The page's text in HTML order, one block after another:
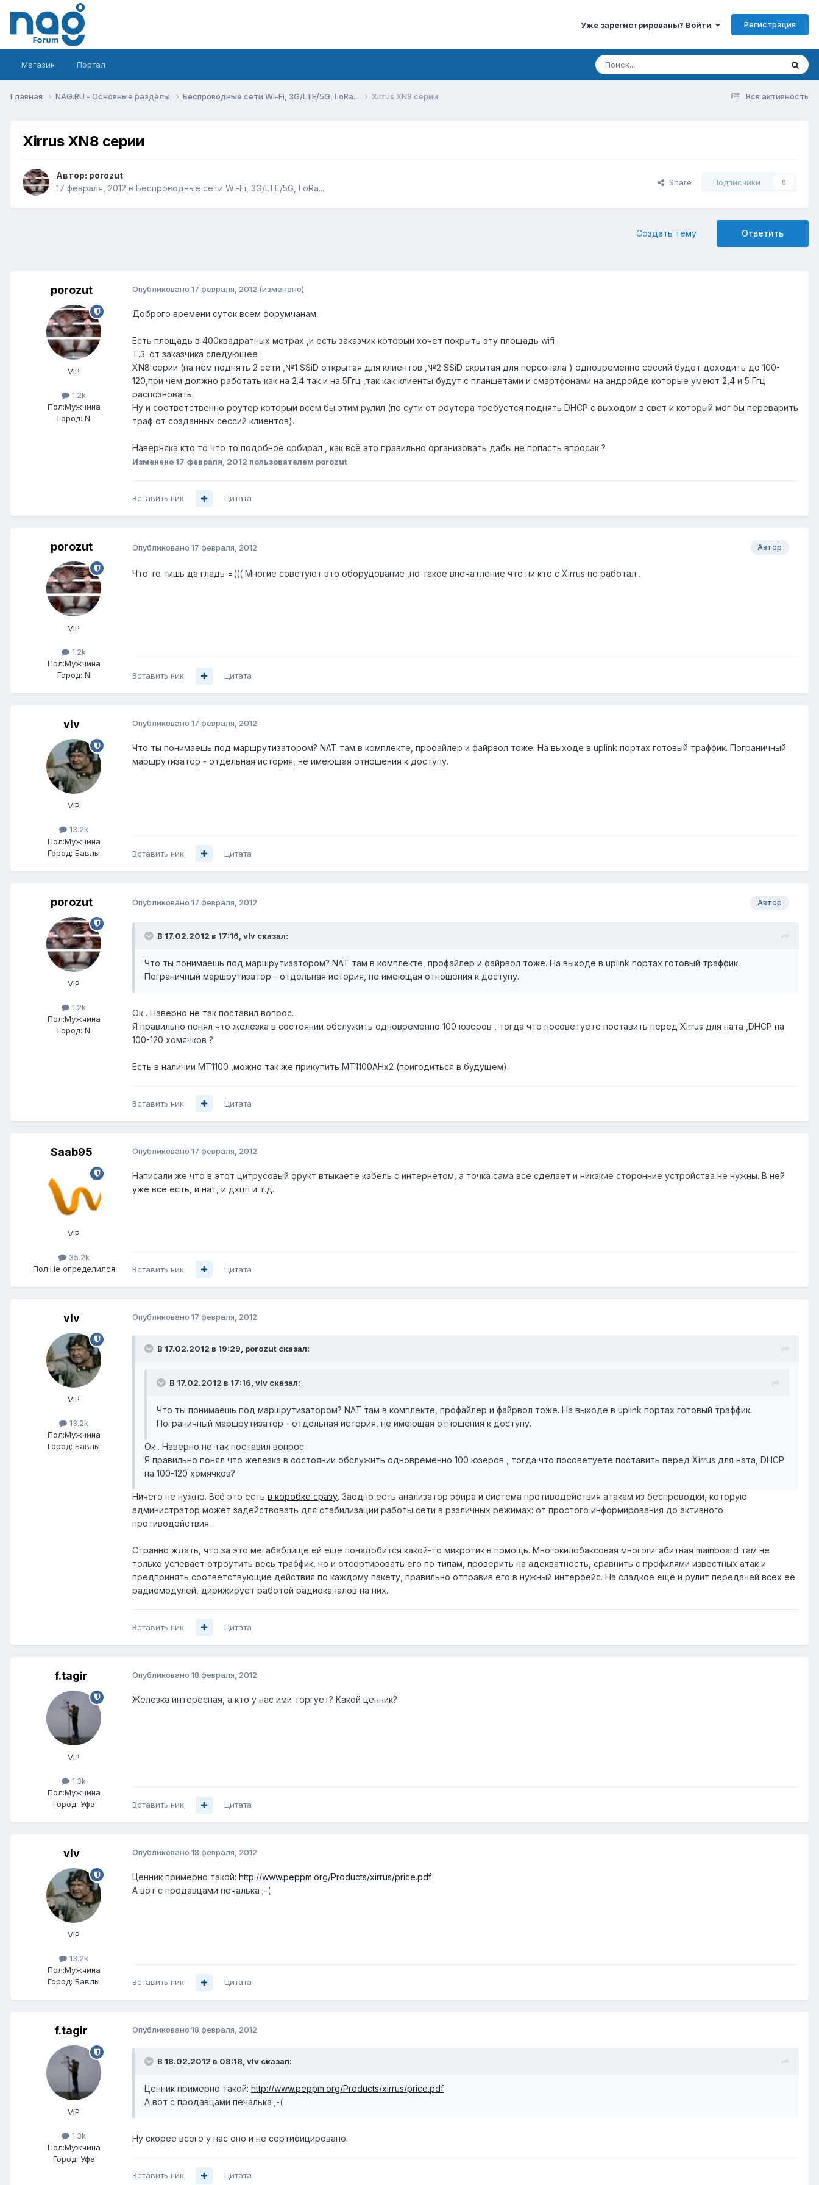
Уже зарегистрированы? Войти Регистрация
Магазин Портал
Вся активность
Главная NAG.RU - Основные разделы Беспроводные сети Wi-Fi, 3G/LTE/5G, LoRa... Xirrus XN8 серии
Xirrus XN8 серии
Автор: porozut
17 февраля, 2012 в Беспроводные сети Wi-Fi, 3G/LTE/5G, LoRa...
Share Подписчики 0
Ответить
Создать тему
porozut
VIP
1.2k
Пол:Мужчина
Город: N
Опубликовано 17 февраля, 2012 (изменено)
Доброго времени суток всем форумчанам.
Есть площадь в 400квадратных метрах ,и есть заказчик который хочет покрыть эту площадь wifi .
Т.З. от заказчика следующее :
XN8 серии (на нём поднять 2 сети ,№1 SSiD открытая для клиентов ,№2 SSiD скрытая для персонала ) одновременно сессий будет доходить до 100-
120,при чём должно работать как на 2.4 так и на 5Ггц ,так как клиенты будут с планшетами и смартфонами на андройде которые умеют 2,4 и 5 Ггц
распозновать.
Ну и соответственно роутер который всем бы этим рулил (по сути от роутера требуется поднять DHCP с выходом в свет и который мог бы переварить
траф от созданных сессий клиентов).
Наверняка кто то что то подобное собирал , как всё это правильно организовать дабы не попасть впросак ?
Изменено 17 февраля, 2012 пользователем porozut
Вставить ник Цитата
porozut
VIP
1.2k
Пол:Мужчина
Город: N
Автор
Опубликовано 17 февраля, 2012
Что то тишь да гладь =((( Многие советуют это оборудование ,но такое впечатление что ни кто с Xirrus не работал .
Вставить ник Цитата
vIv
VIP
13.2k
Пол:Мужчина
Город: Бавлы
Опубликовано 17 февраля, 2012
Что ты понимаешь под маршрутизатором? NAT там в комплекте, профайлер и файрвол тоже. На выходе в uplink портах готовый траффик. Пограничный
маршрутизатор - отдельная история, не имеющая отношения к доступу.
Вставить ник Цитата
porozut
VIP
1.2k
Пол:Мужчина
Город: N
Автор
Опубликовано 17 февраля, 2012
В 17.02.2012 в 17:16, vIv сказал:
Что ты понимаешь под маршрутизатором? NAT там в комплекте, профайлер и файрвол тоже. На выходе в uplink портах готовый траффик.
Пограничный маршрутизатор - отдельная история, не имеющая отношения к доступу.
Ок . Наверно не так поставил вопрос.
Я правильно понял что железка в состоянии обслужить одновременно 100 юзеров , тогда что посоветуете поставить перед Xirrus для ната ,DHCP на
100-120 хомячков ?
Есть в наличии МТ1100 ,можно так же прикупить МТ1100АНх2 (пригодиться в будущем).
Вставить ник Цитата
Saab95
VIP
35.2k
Пол:Не определился
Опубликовано 17 февраля, 2012
Написали же что в этот цитрусовый фрукт втыкаете кабель с интернетом, а точка сама все сделает и никакие сторонние устройства не нужны. В ней
уже все есть, и нат, и дхцп и т.д.
Вставить ник Цитата
vIv
VIP
13.2k
Пол:Мужчина
Город: Бавлы
Опубликовано 17 февраля, 2012
В 17.02.2012 в 19:29, porozut сказал:
В 17.02.2012 в 17:16, vIv сказал:
Что ты понимаешь под маршрутизатором? NAT там в комплекте, профайлер и файрвол тоже. На выходе в uplink портах готовый траффик.
Пограничный маршрутизатор - отдельная история, не имеющая отношения к доступу.
Ок . Наверно не так поставил вопрос.
Я правильно понял что железка в состоянии обслужить одновременно 100 юзеров , тогда что посоветуете поставить перед Xirrus для ната, DHCP
на 100-120 хомячков?
Ничего не нужно. Всё это есть в коробке сразу. Заодно есть анализатор эфира и система противодействия атакам из беспроводки, которую
администратор может задействовать для стабилизации работы сети в различных режимах: от простого информирования до активного
противодействия.
Странно ждать, что за это мегабаблище ей ещё понадобится какой-то микротик в помощь. Многокилобаксовая многогигабитная mainboard там не
только успевает отроутить весь траффик, но и отсортировать его по типам, проверить на адекватность, сравнить с профилями известных атак и
предпринять соответствующие действия по каждому пакету, правильно отправив его в нужный интерфейс. На сладкое ещё и рулит передачей всех её
радиомодулей, дирижирует работой радиоканалов на них.
Вставить ник Цитата
f.tagir
VIP
1.3k
Пол:Мужчина
Город: Уфа
Опубликовано 18 февраля, 2012
Железка интересная, а кто у нас ими торгует? Какой ценник?
Вставить ник Цитата
vIv
VIP
13.2k
Пол:Мужчина
Город: Бавлы
Опубликовано 18 февраля, 2012
Ценник примерно такой: http://www.peppm.org/Products/xirrus/price.pdf
А вот с продавцами печалька ;-(
Вставить ник Цитата
f.tagir
VIP
1.3k
Пол:Мужчина
Город: Уфа
Опубликовано 18 февраля, 2012
В 18.02.2012 в 08:18, vIv сказал:
Ценник примерно такой: http://www.peppm.org/Products/xirrus/price.pdf
А вот с продавцами печалька ;-(
Ну скорее всего у нас оно и не сертифицировано.
Вставить ник Цитата